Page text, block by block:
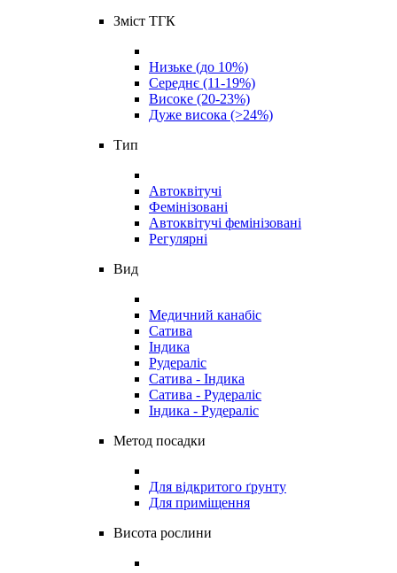
Зміст ТГК
Низьке (до 10%)
Середнє (11-19%)
Високе (20-23%)
Дуже висока (>24%)
Тип
Автоквітучі
Фемінізовані
Автоквітучі фемінізовані
Регулярні
Вид
Медичний канабіс
Сатива
Індика
Рудераліс
Сатива - Індика
Сатива - Рудераліс
Індика - Рудераліс
Метод посадки
Для відкритого ґрунту
Для приміщення
Висота рослини